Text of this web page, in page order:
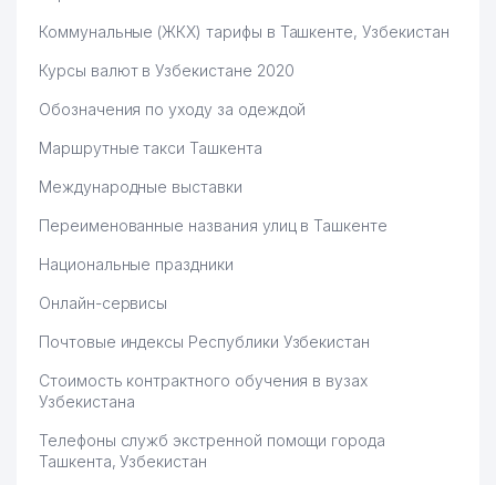
Коммунальные (ЖКХ) тарифы в Ташкенте, Узбекистан
Курсы валют в Узбекистане 2020
Обозначения по уходу за одеждой
Маршрутные такси Ташкента
Международные выставки
Переименованные названия улиц в Ташкенте
Национальные праздники
Онлайн-сервисы
Почтовые индексы Республики Узбекистан
Стоимость контрактного обучения в вузах
Узбекистана
Телефоны служб экстренной помощи города
Ташкента, Узбекистан